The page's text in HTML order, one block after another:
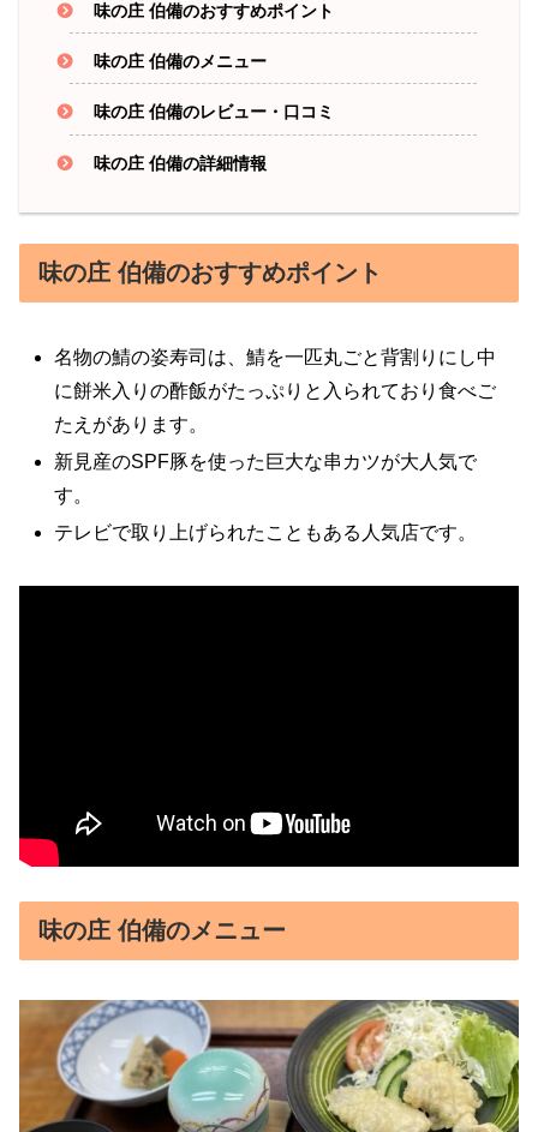
味の庄 伯備のおすすめポイント
味の庄 伯備のメニュー
味の庄 伯備のレビュー・口コミ
味の庄 伯備の詳細情報
味の庄 伯備のおすすめポイント
名物の鯖の姿寿司は、鯖を一匹丸ごと背割りにし中
に餅米入りの酢飯がたっぷりと入られており食べご
たえがあります。
新見産のSPF豚を使った巨大な串カツが大人気で
す。
テレビで取り上げられたこともある人気店です。
味の庄 伯備のメニュー